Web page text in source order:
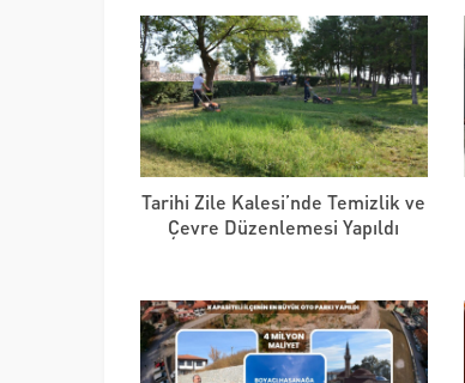
Tarihi Zile Kalesi’nde Temizlik ve
Çevre Düzenlemesi Yapıldı